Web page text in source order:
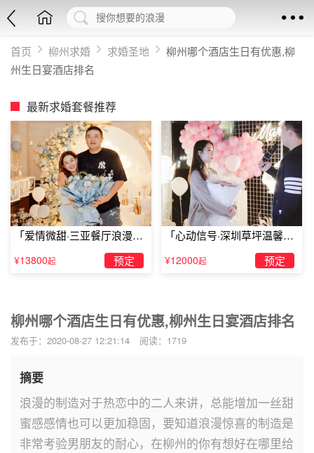
首页 柳州求婚 求婚圣地
柳州哪个酒店生日有优惠,柳
州生日宴酒店排名
最新求婚套餐推荐
「爱情微甜·三亚餐厅浪漫求
婚」
¥13800起 预定
「心动信号·深圳草坪温馨求
婚」
¥12000起 预定
柳州哪个酒店生日有优惠,柳州生日宴酒店排名
发布于：2020-08-27 12:21:14 阅读：1719
摘要
浪漫的制造对于热恋中的二人来讲，总能增加一丝甜
蜜感感情也可以更加稳固，要知道浪漫惊喜的制造是
非常考验男朋友的耐心，在柳州的你有想好在哪里给